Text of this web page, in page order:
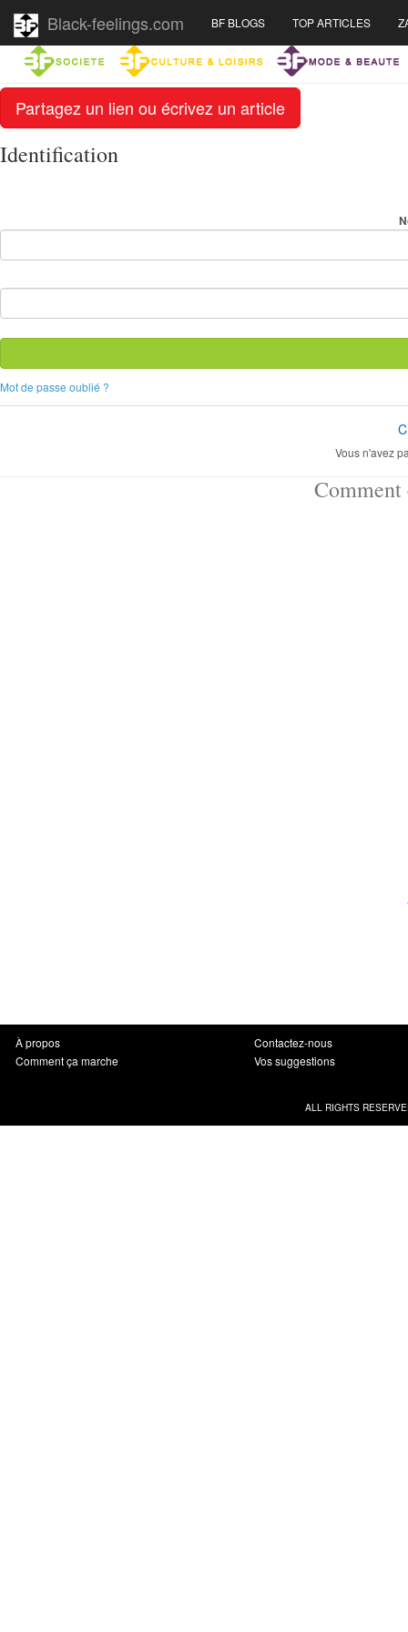
Partagez un lien ou écrivez un article
Black-feelings.com BF BLOGS TOP ARTICLES
Identification
Mot de passe oublié ?
Vous n'avez
Comment
À propos
Comment ça marche
Contactez-nous
Vos suggestions
ALL RIGHTS